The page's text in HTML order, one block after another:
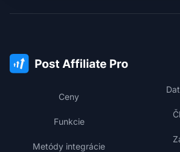
Ceny
Funkcie
Metódy integrácie